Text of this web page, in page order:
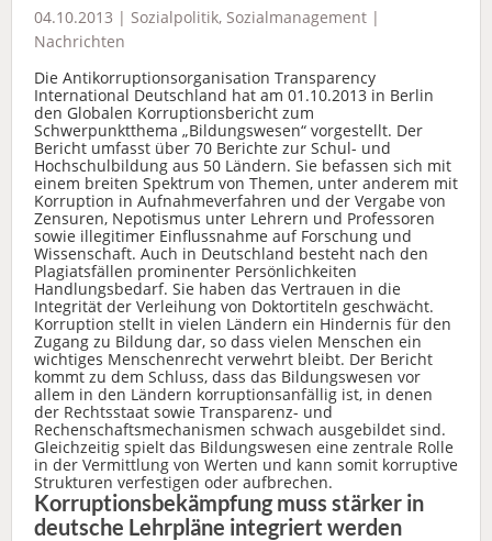
04.10.2013 | Sozialpolitik, Sozialmanagement |
Nachrichten
Die Antikorruptionsorganisation Transparency
International Deutschland hat am 01.10.2013 in Berlin
den Globalen Korruptionsbericht zum
Schwerpunktthema „Bildungswesen“ vorgestellt. Der
Bericht umfasst über 70 Berichte zur Schul- und
Hochschulbildung aus 50 Ländern. Sie befassen sich mit
einem breiten Spektrum von Themen, unter anderem mit
Korruption in Aufnahmeverfahren und der Vergabe von
Zensuren, Nepotismus unter Lehrern und Professoren
sowie illegitimer Einflussnahme auf Forschung und
Wissenschaft. Auch in Deutschland besteht nach den
Plagiatsfällen prominenter Persönlichkeiten
Handlungsbedarf. Sie haben das Vertrauen in die
Integrität der Verleihung von Doktortiteln geschwächt.
Korruption stellt in vielen Ländern ein Hindernis für den
Zugang zu Bildung dar, so dass vielen Menschen ein
wichtiges Menschenrecht verwehrt bleibt. Der Bericht
kommt zu dem Schluss, dass das Bildungswesen vor
allem in den Ländern korruptionsanfällig ist, in denen
der Rechtsstaat sowie Transparenz- und
Rechenschaftsmechanismen schwach ausgebildet sind.
Gleichzeitig spielt das Bildungswesen eine zentrale Rolle
in der Vermittlung von Werten und kann somit korruptive
Strukturen verfestigen oder aufbrechen.
Korruptionsbekämpfung muss stärker in
deutsche Lehrpläne integriert werden